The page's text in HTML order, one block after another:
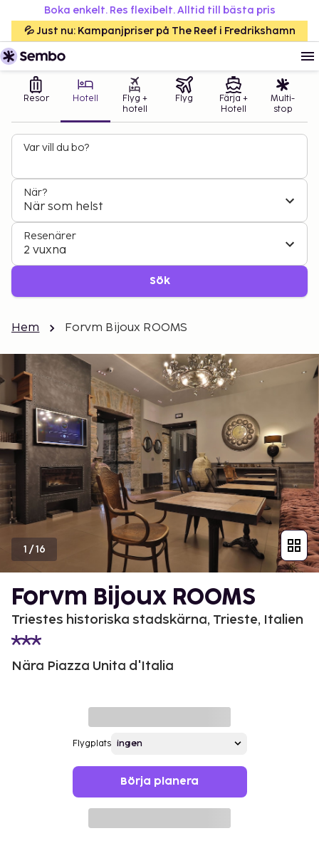
Boka enkelt. Res flexibelt. Alltid till bästa pris
💦 Just nu: Kampanjpriser på The Reef i Fredrikshamn
Resor Hotell
Flyg +
hotell
Flyg
Färja +
Hotell
Multi-
stop
Var vill du bo?
När?
När som helst
Resenärer
2 vuxna
Sök
Hem Forvm Bijoux ROOMS
1 /16
Forvm Bijoux ROOMS
Triestes historiska stadskärna, Trieste, Italien
Nära Piazza Unita d'Italia
Flygplats
Börja planera